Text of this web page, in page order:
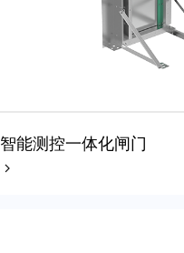
智能测控一体化闸门